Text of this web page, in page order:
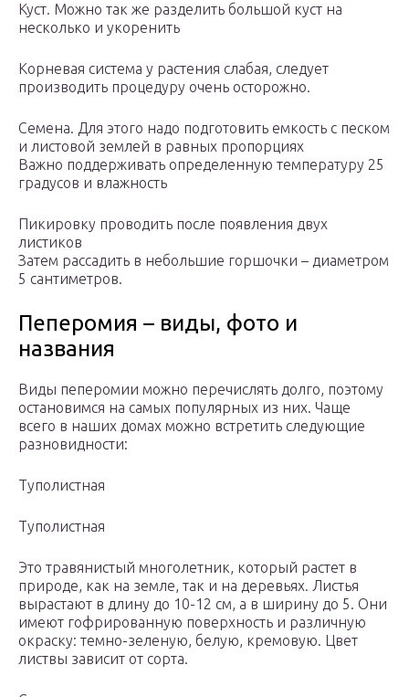
Куст. Можно так же разделить большой куст на
несколько и укоренить
Корневая система у растения слабая, следует
производить процедуру очень осторожно.
Семена. Для этого надо подготовить емкость с песком
и листовой землей в равных пропорциях
Важно поддерживать определенную температуру 25
градусов и влажность
Пикировку проводить после появления двух
листиков
Затем рассадить в небольшие горшочки – диаметром
5 сантиметров.
Пеперомия – виды, фото и
названия
Виды пеперомии можно перечислять долго, поэтому
остановимся на самых популярных из них. Чаще
всего в наших домах можно встретить следующие
разновидности:
Туполистная
Туполистная
Это травянистый многолетник, который растет в
природе, как на земле, так и на деревьях. Листья
вырастают в длину до 10-12 см, а в ширину до 5. Они
имеют гофрированную поверхность и различную
окраску: темно-зеленую, белую, кремовую. Цвет
листвы зависит от сорта.